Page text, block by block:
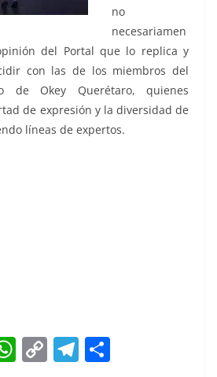
no
necesariamen
del Portal que lo replica y
con las de los miembros del
de Okey Querétaro, quienes
de expresión y la diversidad de
líneas de expertos.
W C T